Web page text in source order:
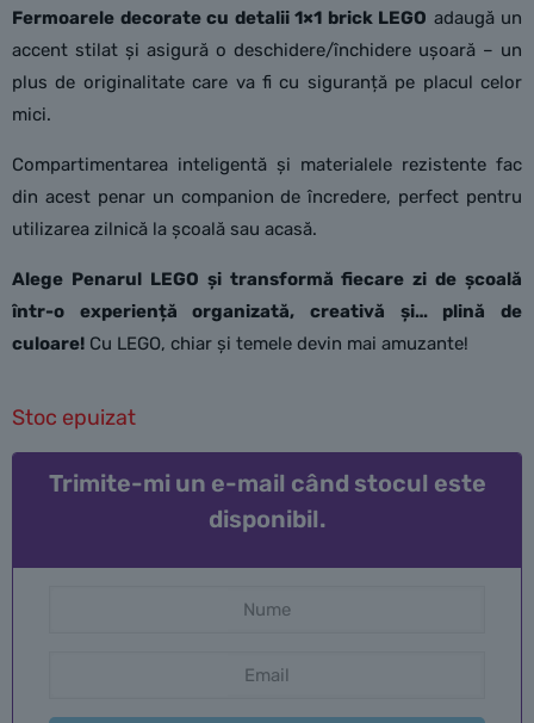
Fermoarele decorate cu detalii 1×1 brick LEGO adaugă un
accent stilat și asigură o deschidere/închidere ușoară – un
plus de originalitate care va fi cu siguranță pe placul celor
mici.
Compartimentarea inteligentă și materialele rezistente fac
din acest penar un companion de încredere, perfect pentru
utilizarea zilnică la școală sau acasă.
Alege Penarul LEGO și transformă fiecare zi de școală
într-o experiență organizată, creativă și… plină de
culoare! Cu LEGO, chiar și temele devin mai amuzante!
Stoc epuizat
Trimite-mi un e-mail când stocul este
disponibil.